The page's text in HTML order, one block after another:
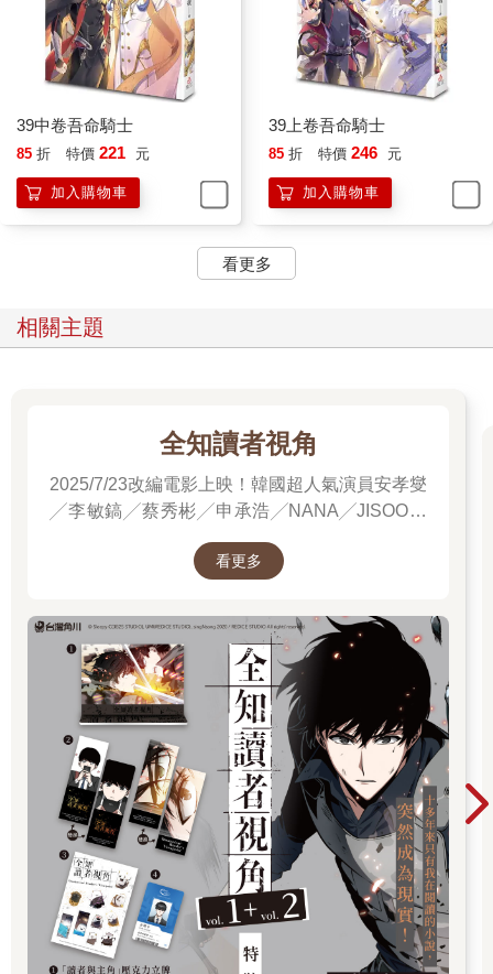
「您好，我是光明神殿的太陽騎士，在光明神的仁慈之下，我前
來會見國王陛下，傳達光明神的慈愛。」
我面帶笑容，從容不迫地對衛兵說。
衛兵帶著憧憬的表情，崇拜地多看了我好幾眼，才轉身把事情傳
達下去，不久，大廳的門緩緩開啟了。
我對衛兵丟去一個表達感謝的完美笑容，後者幾乎感動得要流
淚，看他眼中閃閃發光的小星星，我的後援會名單上鐵定又要多
上一個名字了。
雖然這衛兵一副受寵若驚的樣子，似乎不敢相信我會對一個小小
的衛兵如此有禮貌，不過其實他是自作多情了，因為不管是會見
國王或者街角的乞丐，我的臉上永遠都會是完美無瑕的笑容，那
我走進富麗堂皇的國王大廳，那隻死肥豬果然還坐在王位上，居
嘔吐的感覺，輕輕抓起國王的肥手，在手背上快速一吻，然後抬
起頭來，笑著說：「國王陛下，光明神殿的太陽騎士向您傳達光
明神的仁慈。」
「夠啦、夠啦！你哪一次不是說傳達仁慈，結果都是來找麻煩
的！」肥豬國王非常不耐煩地揮了揮手，完全不給太陽騎士一點
我露出最無辜最誠懇的笑顏解釋：「國王陛下，光明神的仁慈散
播在大陸上，只為讓芸芸眾生接受正義和慈愛的教導，從來不是
為了造成您的麻煩，如果有這樣的誤會，我感到相當地遺憾，並
且希望您給我一個機會化開彼此的誤解。」
「夠了！別說啦！」聽完這些話，國王露出疲憊的表情，敷衍
道：「快說吧，你到底又來做什麼的！」
「感謝您給我這個機會解釋誤會，我感受到您的包容和慈愛，國
王陛下。」
我用完美的禮儀站起身來，自己在心中深呼吸好幾口氣，開始了
連自己都受不了的長篇大論。
「自古以來，光明神的仁慈和博愛就滿布大陸之上，每一位大陸
子民都是祂所愛的孩子，天下豈有不為孩子好的父母？既然沒有
這樣的父母，當然光明神也希望每一位大陸子民都能過著豐衣足
食的日子，然而，雖然光明神是無所不能的神祇，卻也不能違反
神祇不直接涉足凡間的規則，只能將祂的仁愛思想託付給光明神
39中卷吾命騎士
85 折 特價 221 元
加入購物車
39上卷吾命騎士
85 折 特價 246 元
加入購物車
看更多
相關主題
全知讀者視角
2025/7/23改編電影上映！韓國超人氣演員安孝燮
╱李敏鎬╱蔡秀彬╱申承浩╱NANA╱JISOO領
銜主演！進電影院前，先看原著才能當全知讀
看更多